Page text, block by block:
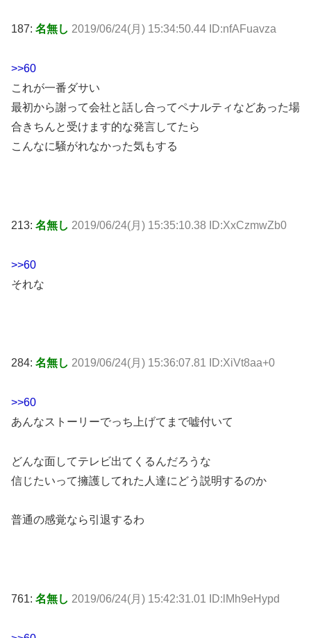
187: 名無し 2019/06/24(月) 15:34:50.44 ID:nfAFuavza
>>60
これが一番ダサい
最初から謝って会社と話し合ってペナルティなどあった場
合きちんと受けます的な発言してたら
こんなに騒がれなかった気もする
213: 名無し 2019/06/24(月) 15:35:10.38 ID:XxCzmwZb0
>>60
それな
284: 名無し 2019/06/24(月) 15:36:07.81 ID:XiVt8aa+0
>>60
あんなストーリーでっち上げてまで嘘付いて
どんな面してテレビ出てくるんだろうな
信じたいって擁護してれた人達にどう説明するのか
普通の感覚なら引退するわ
761: 名無し 2019/06/24(月) 15:42:31.01 ID:lMh9eHypd